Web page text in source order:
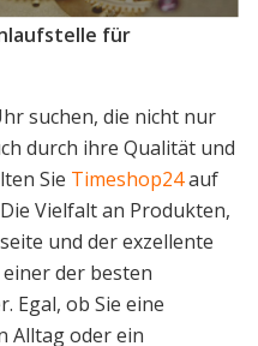
für
suchen, die nicht nur
durch ihre Qualität und
Sie Timeshop24auf
Vielfalt an Produkten,
und der exzellente
der besten
Egal, ob Sie eine
Alltag oder ein